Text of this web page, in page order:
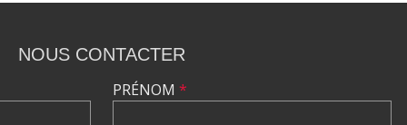
NOUS CONTACTER
PRÉNOM *